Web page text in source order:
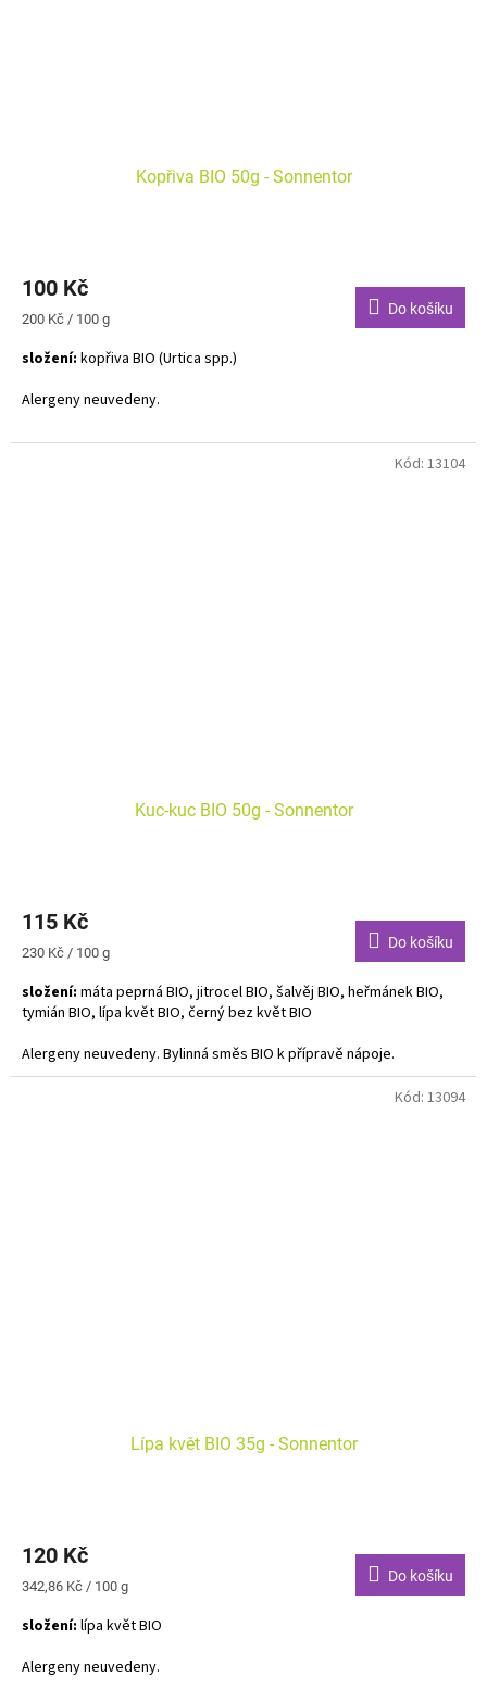
Kopřiva BIO 50g - Sonnentor
100 Kč
Měrná
200 Kč / 100 g
Do košíku
složení: kopřiva BIO (Urtica spp.)
Alergeny neuvedeny.
Uvařte si jemný nápoj vhodný k jarní očistné kůře stejně jako k
přípravě příjemné koupele. Osvěžující bylinná chuť ve vás zažehne
Kuc-kuc BIO 50g - Sonnentor
115 Kč
Měrná
230 Kč / 100 g
Do košíku
složení: máta peprná BIO, jitrocel BIO, šalvěj BIO, heřmánek BIO,
tymián BIO, lípa květ BIO, černý bez květ BIO
Alergeny neuvedeny. Bylinná směs BIO k přípravě nápoje.
Díky svému složení je tento nápoj skvělým společníkem pro chladné
Kód: 13104
Lípa květ BIO 35g - Sonnentor
120 Kč
Měrná
342,86 Kč / 100 g
Do košíku
složení: lípa květ BIO
Alergeny neuvedeny.
Kód: 13094